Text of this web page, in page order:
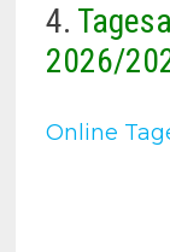
4.
2026/
Online